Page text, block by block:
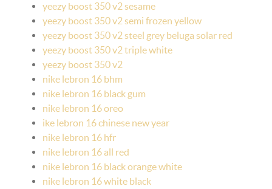
yeezy boost 350 v2 sesame
yeezy boost 350 v2 semi frozen yellow
yeezy boost 350 v2 steel grey beluga solar red
yeezy boost 350 v2 triple white
yeezy boost 350 v2
nike lebron 16 bhm
nike lebron 16 black gum
nike lebron 16 oreo
ike lebron 16 chinese new year
nike lebron 16 hfr
nike lebron 16 all red
nike lebron 16 black orange white
nike lebron 16 white black